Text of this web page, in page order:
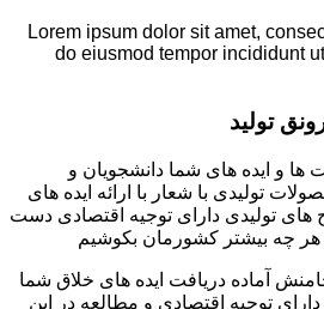
Lorem ipsum dolor sit amet,
do eiusmod tempor incididunt
تولید
ها و ایده های شما دانشجویان و
تولیدی با شعار با ارائه ایده های
های تولیدی دارای توجیه اقتصادی دست
چه بیشتر کشورمان بکوشیم
آماده دریافت ایده های خلاق شما
توجیه اقتصادی و مطالعه در این